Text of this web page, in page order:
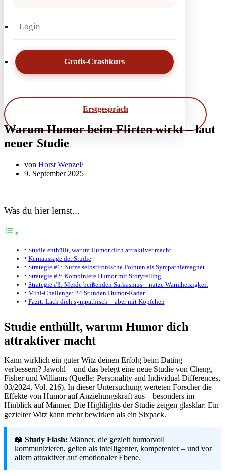
Login
Gratis-Crashkurs
Erstgespräch
Warum Humor beim Flirten wirkt – laut
neuer Studie
von Horst Wenzel
9. September 2025
Was du hier lernst...
Studie enthüllt, warum Humor dich attraktiver macht
Kernaussage der Studie
Strategie #1: Nutze selbstironische Pointen als Sympathiemagnet
Strategie #2: Kombiniere Humor mit Storytelling
Strategie #3: Meide beißenden Sarkasmus – nutze Warmherzigkeit
Mini-Challenge: 24 Stunden Humor-Radar
Fazit: Lach dich sympathisch – aber mit Köpfchen
Studie enthüllt, warum Humor dich
attraktiver macht
Kann wirklich ein guter Witz deinen Erfolg beim Dating
verbessern? Jawohl – und das belegt eine neue Studie von Cheng,
Fisher und Williams (Quelle: Personality and Individual Differences,
03/2024, Vol. 216). In dieser Untersuchung werteten Forscher die
Effekte von Humor auf Anziehungskraft aus – besonders im
Hinblick auf Männer. Die Highlights der Studie zeigen glasklar: Ein
gezielter Witz kann mehr bewirken als ein Sixpack.
📖 Study Flash: Männer, die gezielt humorvoll
kommunizieren, gelten als intelligenter, kompetenter – und vor
allem attraktiver auf emotionaler Ebene.